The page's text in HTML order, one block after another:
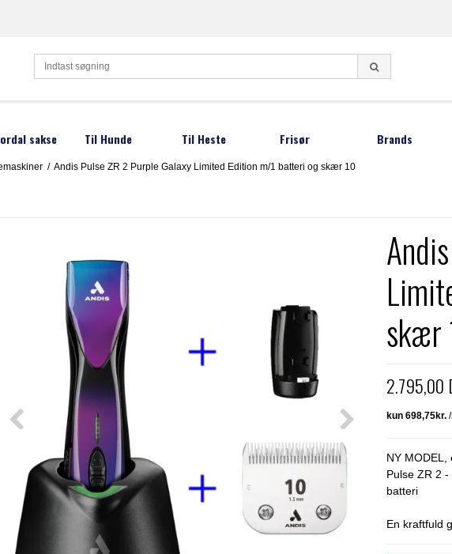
sakse
Til Hunde
Hundeklippemaskiner
Afstandskamme
Hundeshampoo
Negleklipper
Kamme & Børster
Trimmeknive
Til Heste
Klippemaskiner
Frisør
Frisørsakse
Brands
Aesculap
Oster
Thordal
Wella
/ Andis Pulse ZR 2 Purple Galaxy Limited Edition m/1 batteri og skær 10
skær
2.795,00
NY
Pulse ZR 2
batteri
En kraftfuld